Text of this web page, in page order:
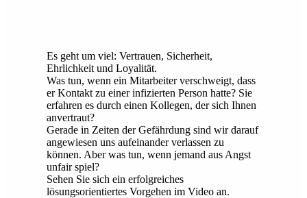
Es geht um viel: Vertrauen, Sicherheit,
Ehrlichkeit und Loyalität.
Was tun, wenn ein Mitarbeiter verschweigt, dass
er Kontakt zu einer infizierten Person hatte? Sie
erfahren es durch einen Kollegen, der sich Ihnen
anvertraut?
Gerade in Zeiten der Gefährdung sind wir darauf
angewiesen uns aufeinander verlassen zu
können. Aber was tun, wenn jemand aus Angst
unfair spiel?
Sehen Sie sich ein erfolgreiches
lösungsorientiertes Vorgehen im Video an.